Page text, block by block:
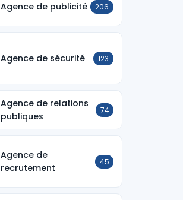
Agence de publicité 206
Agence de sécurité 123
Agence de relations
publiques
74
Agence de
recrutement
45